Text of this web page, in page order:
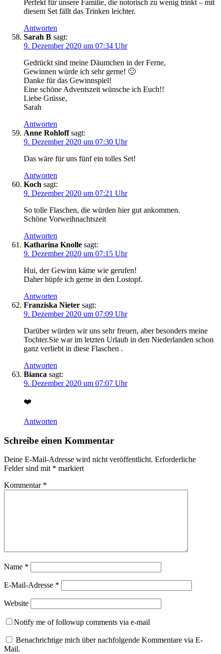
Perfekt für unsere Familie, die notorisch zu wenig trinkt – mit
diesem Set fällt das Trinken leichter.
Antworten
Sarah B sagt:
9. Dezember 2020 um 07:34 Uhr
Gedrückt sind meine Däumchen in der Ferne,
Gewinnen würde ich sehr gerne! 🙂
Danke für das Gewinnspiel!
Eine schöne Adventszeit wünsche ich Euch!!
Liebe Grüsse,
Sarah
Antworten
Anne Rohloff sagt:
9. Dezember 2020 um 07:30 Uhr
Das wäre für uns fünf ein tolles Set!
Antworten
Koch sagt:
9. Dezember 2020 um 07:21 Uhr
So tolle Flaschen, die würden hier gut ankommen.
Schöne Vorweihnachtszeit
Antworten
Katharina Knolle sagt:
9. Dezember 2020 um 07:15 Uhr
Hui, der Gewinn käme wie gerufen!
Daher hüpfe ich gerne in den Lostopf.
Antworten
Franziska Nieter sagt:
9. Dezember 2020 um 07:09 Uhr
Darüber würden wir uns sehr freuen, aber besonders meine
Tochter.Sie war im letzten Urlaub in den Niederlanden schon
ganz verliebt in diese Flaschen .
Antworten
Bianca sagt:
9. Dezember 2020 um 07:07 Uhr
❤️
Antworten
Schreibe einen Kommentar
Deine E-Mail-Adresse wird nicht veröffentlicht. Erforderliche
Felder sind mit * markiert
Kommentar *
Name *
E-Mail-Adresse *
Website
Notify me of followup comments via e-mail
Benachrichtige mich über nachfolgende Kommentare via E-
Mail.